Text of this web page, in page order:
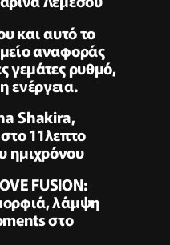
και αυτό το
αναφοράς
γεμάτες ρυθμό,
ενέργεια.
Shakira,
11λεπτο
ημιχρόνου
FUSION:
λάμψη
στο